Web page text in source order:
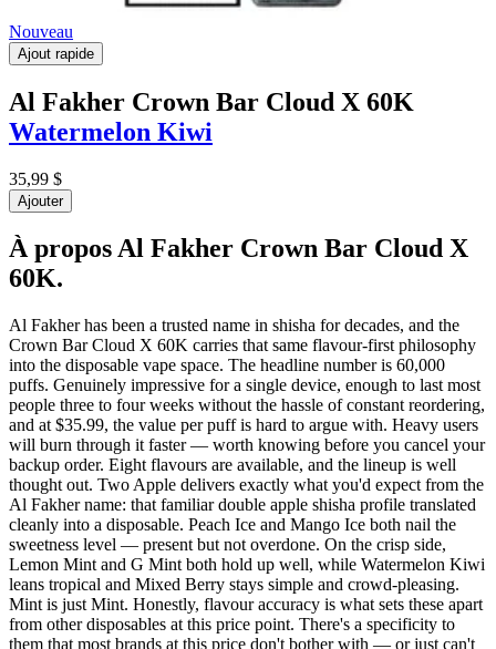
Nouveau
Ajout rapide
Al Fakher Crown Bar Cloud X 60K
Watermelon Kiwi
35,99 $
Ajouter
À proposAl Fakher Crown Bar Cloud X
60K.
Al Fakher has been a trusted name in shisha for decades, and the
Crown Bar Cloud X 60K carries that same flavour-first philosophy
into the disposable vape space. The headline number is 60,000
puffs. Genuinely impressive for a single device, enough to last most
people three to four weeks without the hassle of constant reordering,
and at $35.99, the value per puff is hard to argue with. Heavy users
will burn through it faster — worth knowing before you cancel your
backup order. Eight flavours are available, and the lineup is well
thought out. Two Apple delivers exactly what you'd expect from the
Al Fakher name: that familiar double apple shisha profile translated
cleanly into a disposable. Peach Ice and Mango Ice both nail the
sweetness level — present but not overdone. On the crisp side,
Lemon Mint and G Mint both hold up well, while Watermelon Kiwi
leans tropical and Mixed Berry stays simple and crowd-pleasing.
Mint is just Mint. Honestly, flavour accuracy is what sets these apart
from other disposables at this price point. There's a specificity to
them that most brands at this price don't bother with — or just can't